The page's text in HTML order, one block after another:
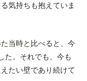
気持ちも抱えていま
当時と比べると、今
た。それでも、今も
たい壁であり続けて